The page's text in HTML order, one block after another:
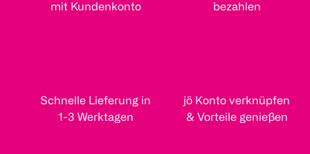
mit Kundenkonto
bezahlen
Schnelle Lieferung in
1-3 Werktagen
jö Konto verknüpfen
& Vorteile genießen